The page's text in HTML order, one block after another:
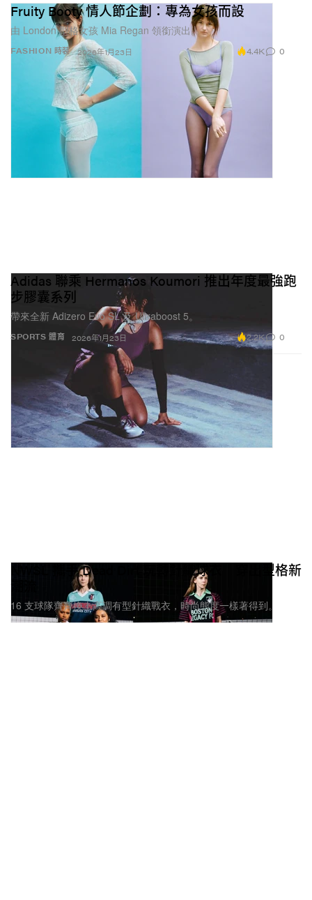
FASHION 時裝
Fruity Booty 情人節企劃：專為女孩而設
由 London 型格女孩 Mia Regan 領銜演出。
2026年1月23日 4.4K 0
SPORTS 體育
Adidas 聯乘 Hermanos Koumori 推出年度最強跑
步膠囊系列
帶來全新 Adizero Evo SL 及 Ultraboost 5。
2026年1月23日 2.2K 0
SPORTS 體育
NWSL 攜手 Dead Dirt 玩轉針織球衣 穿出型格新
16 支球隊齊齊換上高調有型針織戰衣，時尚態度一樣著得到。
1.6K